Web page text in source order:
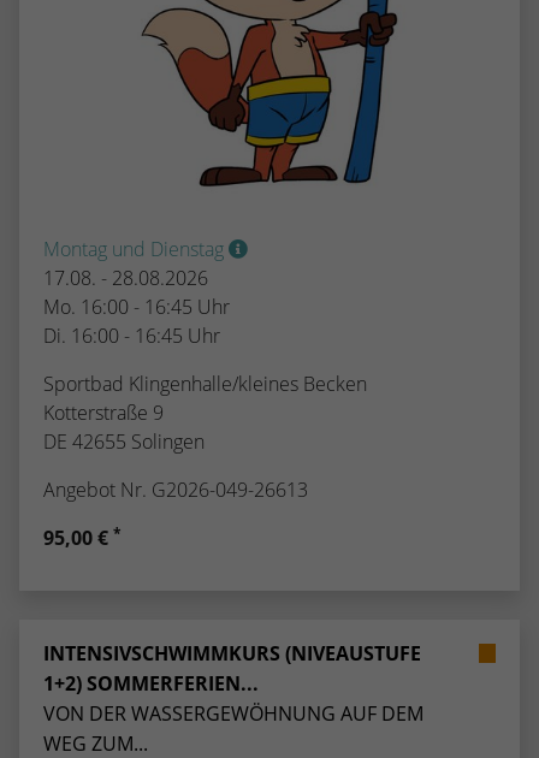
Montag und Dienstag
17.08. - 28.08.2026
Mo. 16:00 - 16:45 Uhr
Di. 16:00 - 16:45 Uhr
Sportbad Klingenhalle/kleines Becken
Kotterstraße 9
DE 42655 Solingen
Angebot Nr. G2026-049-26613
95,00 € *
INTENSIVSCHWIMMKURS (NIVEAUSTUFE
1+2) SOMMERFERIEN...
VON DER WASSERGEWÖHNUNG AUF DEM
WEG ZUM...